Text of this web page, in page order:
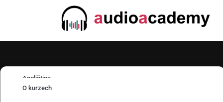
Angličtina
O kurzech
Sledujte nás: